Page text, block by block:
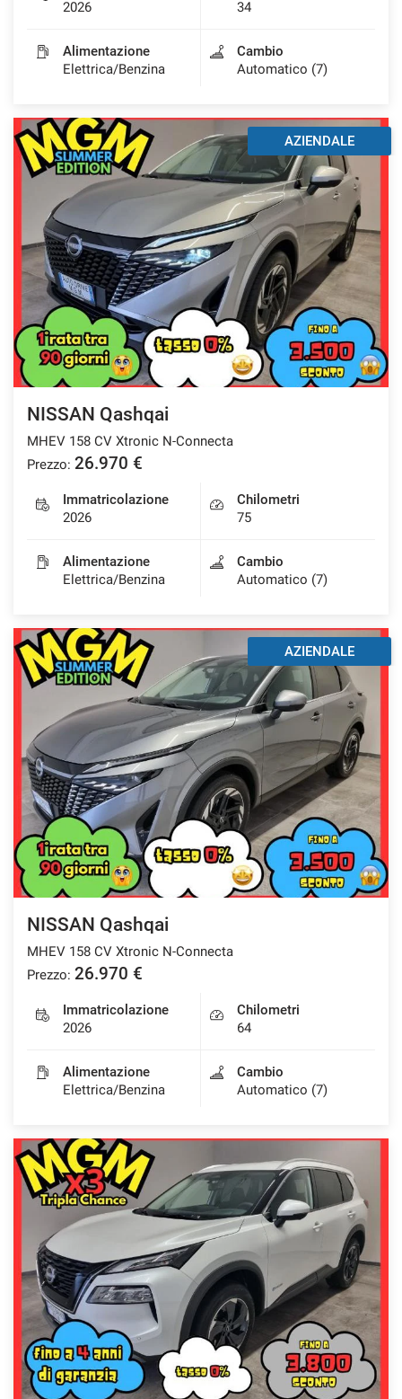
2026 34
Alimentazione
Elettrica/Benzina
Cambio
Automatico (7)
AZIENDALE
NISSAN Qashqai
MHEV 158 CV Xtronic N-Connecta
Prezzo: 26.970 €
Immatricolazione
2026
Chilometri
75
Alimentazione
Elettrica/Benzina
Cambio
Automatico (7)
AZIENDALE
NISSAN Qashqai
MHEV 158 CV Xtronic N-Connecta
Prezzo: 26.970 €
Immatricolazione
2026
Chilometri
64
Alimentazione
Elettrica/Benzina
Cambio
Automatico (7)